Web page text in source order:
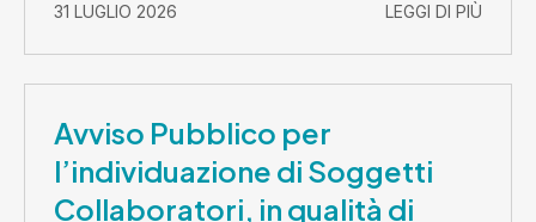
31 LUGLIO 2026 LEGGI DI PIÙ
Avviso Pubblico per
l’individuazione di Soggetti
Collaboratori, in qualità di